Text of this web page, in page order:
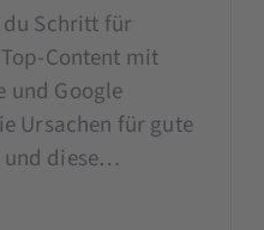
Schritt für
Content mit
und Google
Ursachen für gute
und diese…